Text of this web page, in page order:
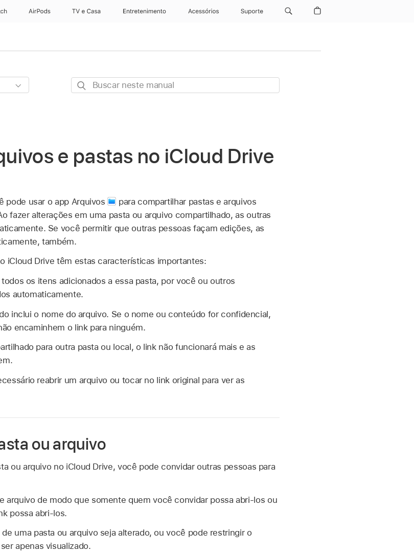
Watch AirPods TV e Casa Entretenimento Acessórios Suporte
Buscar
e pastas no iCloud Drive
pode usar o app Arquivos
para compartilhar pastas e arquivos
fazer alterações em uma pasta ou arquivo compartilhado, as outras
Se você permitir que outras pessoas façam edições, as
também.
iCloud Drive têm estas características importantes:
os itens adicionados a essa pasta, por você ou outros
automaticamente.
inclui o nome do arquivo. Se o nome ou conteúdo for confidencial,
encaminhem o link para ninguém.
para outra pasta ou local, o link não funcionará mais e as
reabrir um arquivo ou tocar no link original para ver as
ou arquivo
ou arquivo no iCloud Drive, você pode convidar outras pessoas para
arquivo de modo que somente quem você convidar possa abri-los ou
possa abri-los.
uma pasta ou arquivo seja alterado, ou você pode restringir o
apenas visualizado.